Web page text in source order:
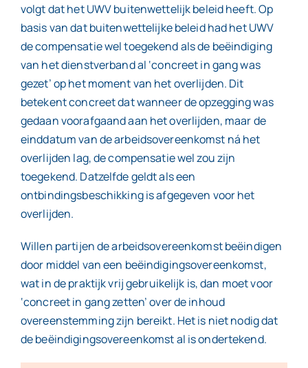
volgt dat het UWV buitenwettelijk beleid heeft. Op
basis van dat buitenwettelijke beleid had het UWV
de compensatie wel toegekend als de beëindiging
van het dienstverband al ‘concreet in gang was
gezet’ op het moment van het overlijden. Dit
betekent concreet dat wanneer de opzegging was
gedaan voorafgaand aan het overlijden, maar de
einddatum van de arbeidsovereenkomst ná het
overlijden lag, de compensatie wel zou zijn
toegekend. Datzelfde geldt als een
ontbindingsbeschikking is afgegeven voor het
overlijden.
Willen partijen de arbeidsovereenkomst beëindigen
door middel van een beëindigingsovereenkomst,
wat in de praktijk vrij gebruikelijk is, dan moet voor
‘concreet in gang zetten’ over de inhoud
overeenstemming zijn bereikt. Het is niet nodig dat
de beëindigingsovereenkomst al is ondertekend.